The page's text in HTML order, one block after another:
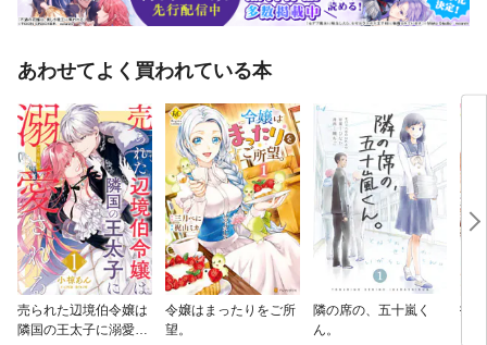
あわせてよく買われている本
売られた辺境伯令嬢は
隣国の王太子に溺愛さ
令嬢はまったりをご所
望。
隣の席の、五十嵐く
ん。
指